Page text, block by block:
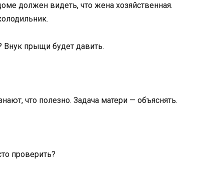
должен видеть, что жена хозяйственная.
Внук прыщи будет давить.
что полезно. Задача матери — объяснять.
проверить?